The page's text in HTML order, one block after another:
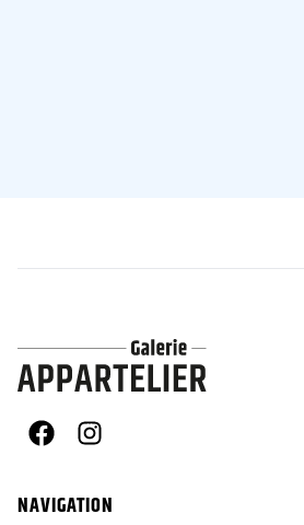
FacebookInstagram
NAVIGATION